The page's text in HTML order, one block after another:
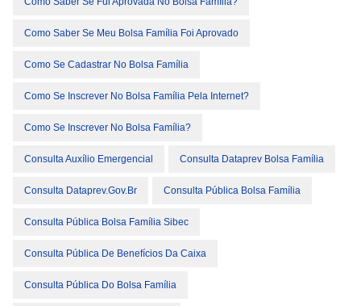
Como Saber Se Meu Bolsa Família Foi Aprovado
Como Se Cadastrar No Bolsa Família
Como Se Inscrever No Bolsa Família Pela Internet?
Como Se Inscrever No Bolsa Família?
Consulta Auxílio Emergencial Consulta Dataprev Bolsa Família
Consulta Dataprev.gov.br Consulta Pública Bolsa Família
Consulta Pública Bolsa Família Sibec
Consulta Pública De Benefícios Da Caixa
Consulta Pública Do Bolsa Família